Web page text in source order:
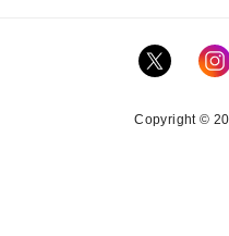
Copyright ©